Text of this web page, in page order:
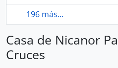
196 más...
Casa de Nicanor
Cruces